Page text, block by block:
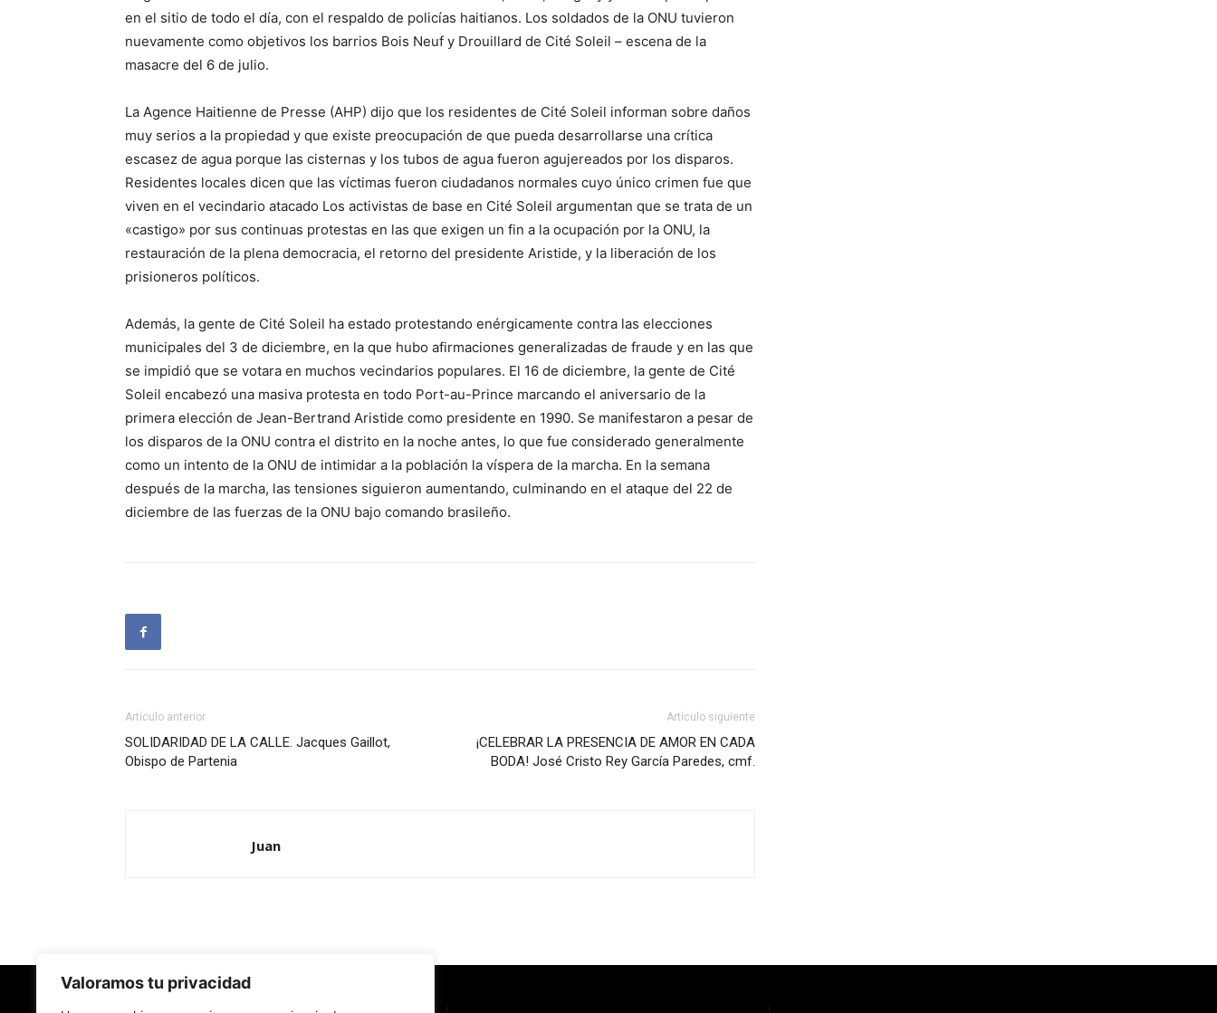
Valoramos tu privacidad
en el sitio de todo el día, con el respaldo de policías haitianos. Los soldados de la ONU tuvieron
nuevamente como objetivos los barrios Bois Neuf y Drouillard de Cité Soleil – escena de la
masacre del 6 de julio.
La Agence Haitienne de Presse (AHP) dijo que los residentes de Cité Soleil informan sobre daños
muy serios a la propiedad y que existe preocupación de que pueda desarrollarse una crítica
escasez de agua porque las cisternas y los tubos de agua fueron agujereados por los disparos.
Residentes locales dicen que las víctimas fueron ciudadanos normales cuyo único crimen fue que
viven en el vecindario atacado Los activistas de base en Cité Soleil argumentan que se trata de un
«castigo» por sus continuas protestas en las que exigen un fin a la ocupación por la ONU, la
restauración de la plena democracia, el retorno del presidente Aristide, y la liberación de los
prisioneros políticos.
Además, la gente de Cité Soleil ha estado protestando enérgicamente contra las elecciones
municipales del 3 de diciembre, en la que hubo afirmaciones generalizadas de fraude y en las que
se impidió que se votara en muchos vecindarios populares. El 16 de diciembre, la gente de Cité
Soleil encabezó una masiva protesta en todo Port-au-Prince marcando el aniversario de la
primera elección de Jean-Bertrand Aristide como presidente en 1990. Se manifestaron a pesar de
los disparos de la ONU contra el distrito en la noche antes, lo que fue considerado generalmente
como un intento de la ONU de intimidar a la población la víspera de la marcha. En la semana
después de la marcha, las tensiones siguieron aumentando, culminando en el ataque del 22 de
diciembre de las fuerzas de la ONU bajo comando brasileño.
Artículo anterior
SOLIDARIDAD DE LA CALLE. Jacques Gaillot,
Obispo de Partenia
Artículo siguiente
¡CELEBRAR LA PRESENCIA DE AMOR EN CADA
BODA! José Cristo Rey García Paredes, cmf.
Juan